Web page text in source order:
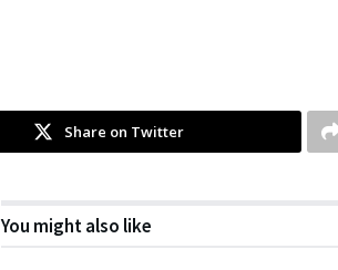
Share on Twitter
You might also like